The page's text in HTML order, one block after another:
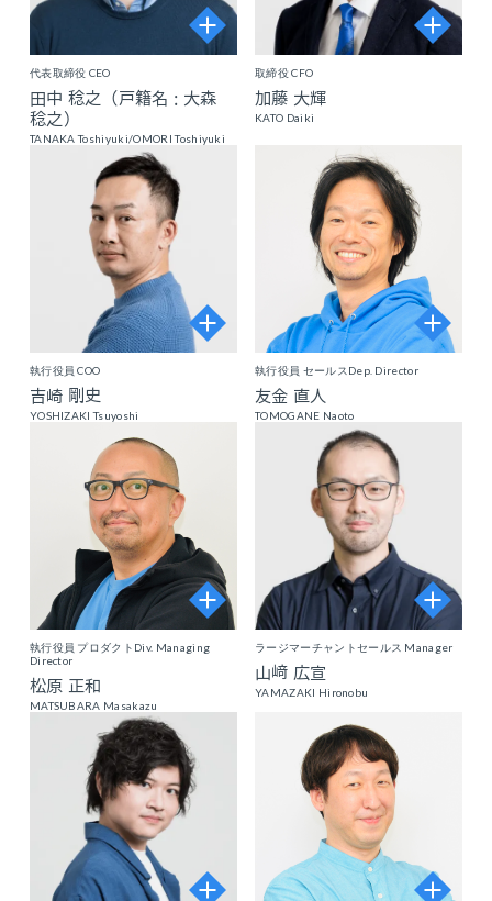
代表取締役 CEO
田中 稔之（戸籍名 : 大森
稔之）
TANAKA Toshiyuki/OMORI Toshiyuki
取締役 CFO
加藤 大輝
KATO Daiki
執行役員 COO
吉崎 剛史
YOSHIZAKI Tsuyoshi
執行役員 セールスDep. Director
友金 直人
TOMOGANE Naoto
執行役員 プロダクトDiv. Managing
Director
松原 正和
MATSUBARA Masakazu
ラージマーチャントセールス Manager
山﨑 広宣
YAMAZAKI Hironobu